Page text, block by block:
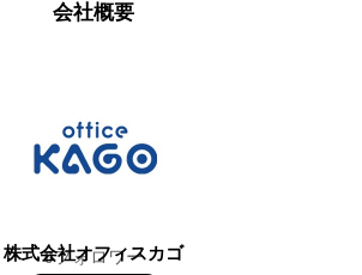
会社概要
株式会社オフィスカゴ
0フォロワー